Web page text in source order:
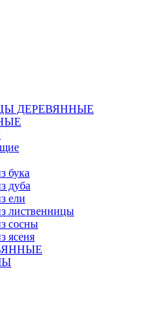
ДЕРЕВЯННЫЕ
бука
дуба
ели
лиственницы
сосны
ясеня